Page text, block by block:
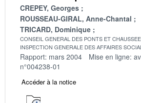
CREPEY, Georges
ROUSSEAU-GIRAL, Anne-Chantal
TRICARD, Dominique
CONSEIL GENERAL DES PONTS ET
INSPECTION GENERALE DES AFFAIRES
Rapport: mars 2004 Mise en ligne:
n°004238-01
Accéder à la notice